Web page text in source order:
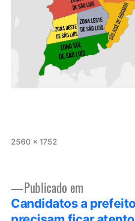
Tamanho
2560 × 1752
Navegação
de
Publicado em
Candidatos a